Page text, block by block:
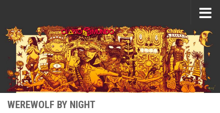
WEREWOLF BY NIGHT